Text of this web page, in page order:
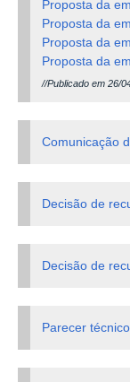
Proposta da
Proposta da
Proposta da
Proposta da
//Publicado em 26/
Comunicação
Decisão de
Decisão de
Parecer